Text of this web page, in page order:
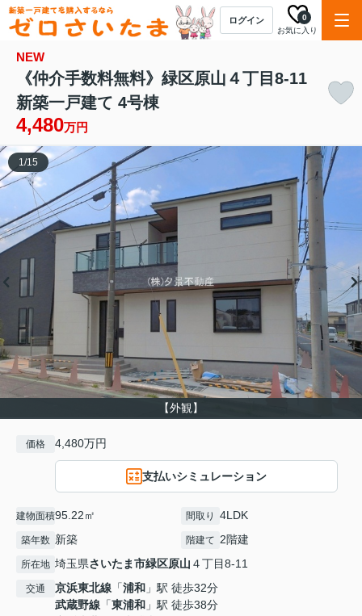
ログイン
お気に入り
0
NEW
《仲介手数料無料》緑区原山４丁目8-11
新築一戸建て 4号棟
4,480万円
【外観】
1/15
価格 4,480万円
支払いシミュレーション
建物面積95.22㎡ 間取り 4LDK
築年数 新築 階建て 2階建
所在地 埼玉県さいたま市緑区原山 ４丁目8-11
交通 京浜東北線 「浦和 」駅 徒歩32分
武蔵野線 「東浦和 」駅 徒歩38分